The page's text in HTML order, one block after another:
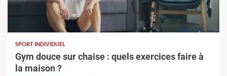
SPORT INDIVIDUEL
Gym douce sur chaise : quels exercices faire à
la maison ?